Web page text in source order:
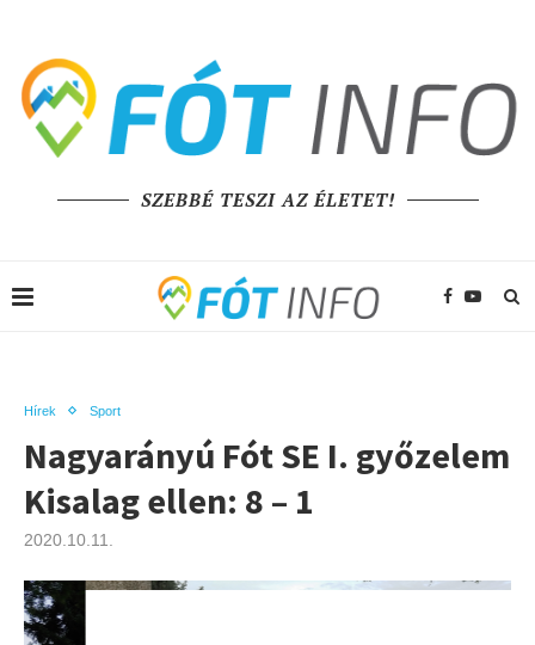
SZEBBÉ TESZI AZ ÉLETET!
Hírek Sport
Nagyarányú Fót SE I. győzelem
Kisalag ellen: 8 – 1
2020.10.11.